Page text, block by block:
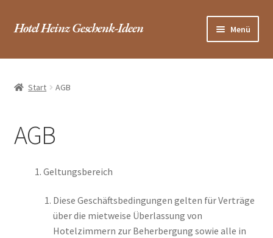
Zur
Zum
Hotel Heinz Geschenk-Ideen Menü
Startseite / Shop
HotelStart AGB
AGB
Geltungsbereich
Diese Geschäftsbedingungen gelten für Verträge
über die mietweise Überlassung von
Hotelzimmern zur Beherbergung sowie alle in